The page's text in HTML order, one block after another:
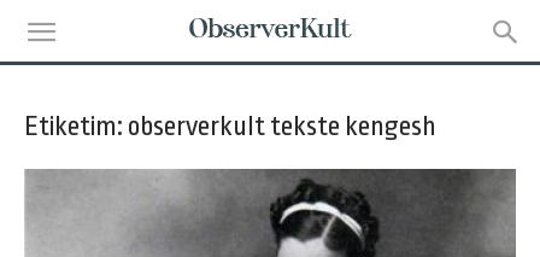
Etiketim: observerkult tekste kengesh